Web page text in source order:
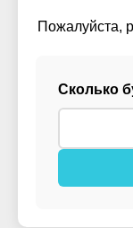
Пожалуйста,
Сколько